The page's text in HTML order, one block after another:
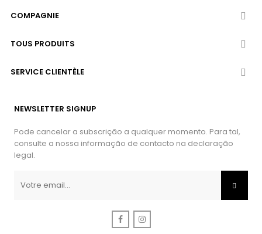
COMPAGNIE 
TOUS PRODUITS 
SERVICE CLIENTÈLE 
NEWSLETTER SIGNUP
Pode cancelar a subscrição a qualquer momento. Para tal,
consulte a nossa informação de contacto na declaração
legal.
Facebook